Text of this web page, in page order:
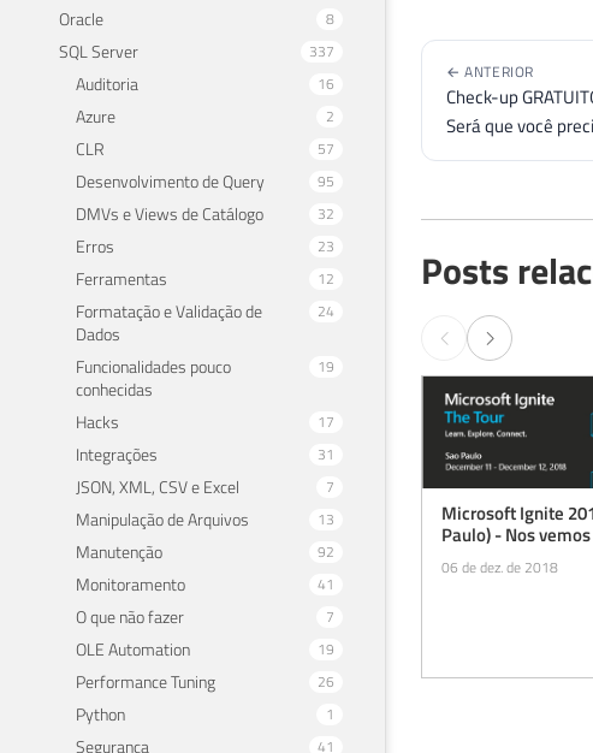
Oracle 8
SQL Server 337
Auditoria 16
Azure 2
CLR 57
Desenvolvimento de Query 95
DMVs e Views de Catálogo 32
Erros 23
Ferramentas 12
Formatação e Validação de
Dados
24
Funcionalidades pouco
conhecidas
19
Hacks 17
Integrações 31
JSON, XML, CSV e Excel 7
Manipulação de Arquivos 13
Manutenção 92
Monitoramento 41
O que não fazer 7
OLE Automation 19
Performance Tuning 26
Python 1
Segurança 41
← ANTERIOR
Check-up
Será que você
Posts
Microsoft Ignite
Paulo) - Nos
06 de dez. de 2018